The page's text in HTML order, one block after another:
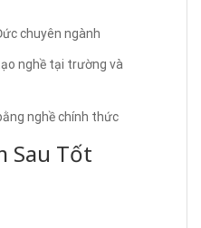
chuyên ngành
nghề tại trường và
nghề chính thức
Sau Tốt